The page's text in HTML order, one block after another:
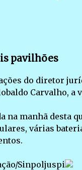
pavilhões
do diretor
Carvalho, a
na manhã desta
várias
Sinpoljuspi